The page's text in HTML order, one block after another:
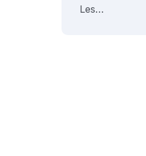
Les…